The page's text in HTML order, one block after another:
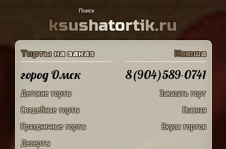
ksushatortik.ru
Торты на заказ
город Омск
Детские торты
Свадебные торты
Праздничные торты
Десерты
Ксюша
8(904)589-0741
Заказать торт
Главная
Вкусы тортов